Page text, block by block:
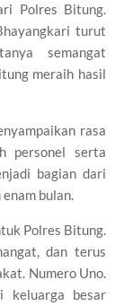
Polres Bitung.
turut
semangat
meraih hasil
rasa
personel serta
bagian dari
bulan.
Polres Bitung.
dan terus
Numero Uno.
keluarga besar